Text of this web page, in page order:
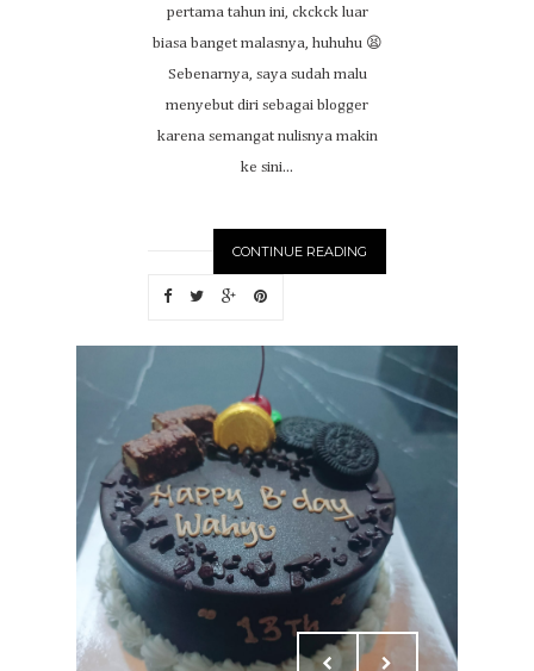
pertama tahun ini, ckckck luar
biasa banget malasnya, huhuhu 😫
Sebenarnya, saya sudah malu
menyebut diri sebagai blogger
karena semangat nulisnya makin
ke sini...
CONTINUE READING